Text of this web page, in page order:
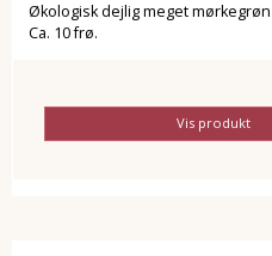
Økologisk dejlig meget
Ca. 10 frø.
Vis produkt